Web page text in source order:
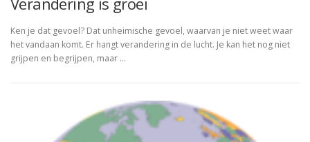
Ken je dat gevoel? Dat unheimische gevoel, waarvan je niet weet waar
het vandaan komt. Er hangt verandering in de lucht. Je kan het nog niet
grijpen en begrijpen, maar …